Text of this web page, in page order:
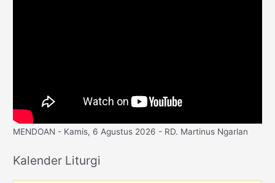
MENDOAN - Kamis, 6 Agustus 2026 - RD. Martinus Ngarlan
Kalender Liturgi